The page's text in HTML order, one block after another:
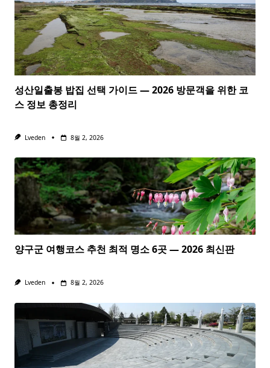
성산일출봉 밥집 선택 가이드 — 2026 방문객을 위한 코
스 정보 총정리
Lveden 8월 2, 2026
양구군 여행코스 추천 최적 명소 6곳 — 2026 최신판
Lveden 8월 2, 2026